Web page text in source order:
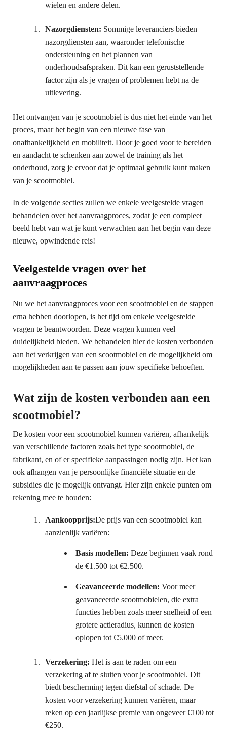
wielen en andere delen.
Nazorgdiensten: Sommige leveranciers bieden
nazorgdiensten aan, waaronder telefonische
ondersteuning en het plannen van
onderhoudsafspraken. Dit kan een geruststellende
factor zijn als je vragen of problemen hebt na de
uitlevering.
Het ontvangen van je scootmobiel is dus niet het einde van het
proces, maar het begin van een nieuwe fase van
onafhankelijkheid en mobiliteit. Door je goed voor te bereiden
en aandacht te schenken aan zowel de training als het
onderhoud, zorg je ervoor dat je optimaal gebruik kunt maken
van je scootmobiel.
In de volgende secties zullen we enkele veelgestelde vragen
behandelen over het aanvraagproces, zodat je een compleet
beeld hebt van wat je kunt verwachten aan het begin van deze
nieuwe, opwindende reis!
Veelgestelde vragen over het
aanvraagproces
Nu we het aanvraagproces voor een scootmobiel en de stappen
erna hebben doorlopen, is het tijd om enkele veelgestelde
vragen te beantwoorden. Deze vragen kunnen veel
duidelijkheid bieden. We behandelen hier de kosten verbonden
aan het verkrijgen van een scootmobiel en de mogelijkheid om
mogelijkheden aan te passen aan jouw specifieke behoeften.
Wat zijn de kosten verbonden aan een
scootmobiel?
De kosten voor een scootmobiel kunnen variëren, afhankelijk
van verschillende factoren zoals het type scootmobiel, de
fabrikant, en of er specifieke aanpassingen nodig zijn. Het kan
ook afhangen van je persoonlijke financiële situatie en de
subsidies die je mogelijk ontvangt. Hier zijn enkele punten om
rekening mee te houden:
Aankoopprijs:De prijs van een scootmobiel kan
aanzienlijk variëren:
Basis modellen: Deze beginnen vaak rond
de €1.500 tot €2.500.
Geavanceerde modellen: Voor meer
geavanceerde scootmobielen, die extra
functies hebben zoals meer snelheid of een
grotere actieradius, kunnen de kosten
oplopen tot €5.000 of meer.
Verzekering: Het is aan te raden om een
verzekering af te sluiten voor je scootmobiel. Dit
biedt bescherming tegen diefstal of schade. De
kosten voor verzekering kunnen variëren, maar
reken op een jaarlijkse premie van ongeveer €100 tot
€250.